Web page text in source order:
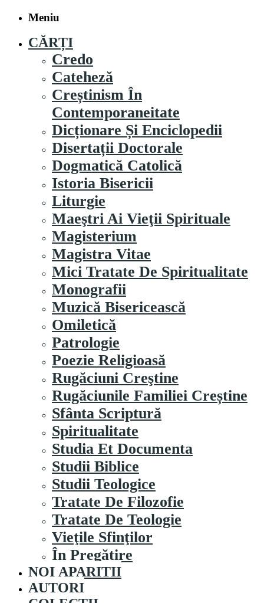
Meniu
CĂRȚI
Credo
Cateheză
Creștinism În
Contemporaneitate
Dicționare Și Enciclopedii
Disertații Doctorale
Dogmatică Catolică
Istoria Bisericii
Liturgie
Maeştri Ai Vieţii Spirituale
Magisterium
Magistra Vitae
Mici Tratate De Spiritualitate
Monografii
Muzică Bisericească
Omiletică
Patrologie
Poezie Religioasă
Rugăciuni Creştine
Rugăciunile Familiei Creștine
Sfânta Scriptură
Spiritualitate
Studia Et Documenta
Studii Biblice
Studii Teologice
Tratate De Filozofie
Tratate De Teologie
Vieţile Sfinţilor
În Pregătire
NOI APARITII
AUTORI